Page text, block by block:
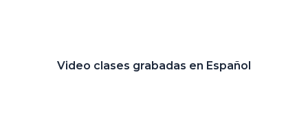
Video clases grabadas en Español